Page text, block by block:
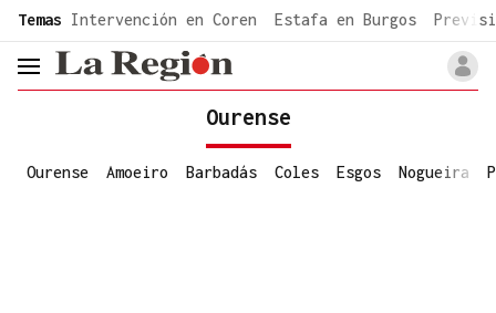
common.go-to-content
Temas Intervención en Coren Estafa en Burgos
header.menu.open
Ourense
Ourense Amoeiro Barbadás Coles Esgos Nogueira